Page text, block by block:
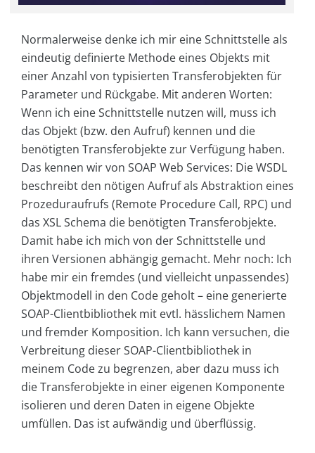
Normalerweise denke ich mir eine Schnittstelle als
eindeutig definierte Methode eines Objekts mit
einer Anzahl von typisierten Transferobjekten für
Parameter und Rückgabe. Mit anderen Worten:
Wenn ich eine Schnittstelle nutzen will, muss ich
das Objekt (bzw. den Aufruf) kennen und die
benötigten Transferobjekte zur Verfügung haben.
Das kennen wir von SOAP Web Services: Die WSDL
beschreibt den nötigen Aufruf als Abstraktion eines
Prozeduraufrufs (Remote Procedure Call, RPC) und
das XSL Schema die benötigten Transferobjekte.
Damit habe ich mich von der Schnittstelle und
ihren Versionen abhängig gemacht. Mehr noch: Ich
habe mir ein fremdes (und vielleicht unpassendes)
Objektmodell in den Code geholt – eine generierte
SOAP-Clientbibliothek mit evtl. hässlichem Namen
und fremder Komposition. Ich kann versuchen, die
Verbreitung dieser SOAP-Clientbibliothek in
meinem Code zu begrenzen, aber dazu muss ich
die Transferobjekte in einer eigenen Komponente
isolieren und deren Daten in eigene Objekte
umfüllen. Das ist aufwändig und überflüssig.